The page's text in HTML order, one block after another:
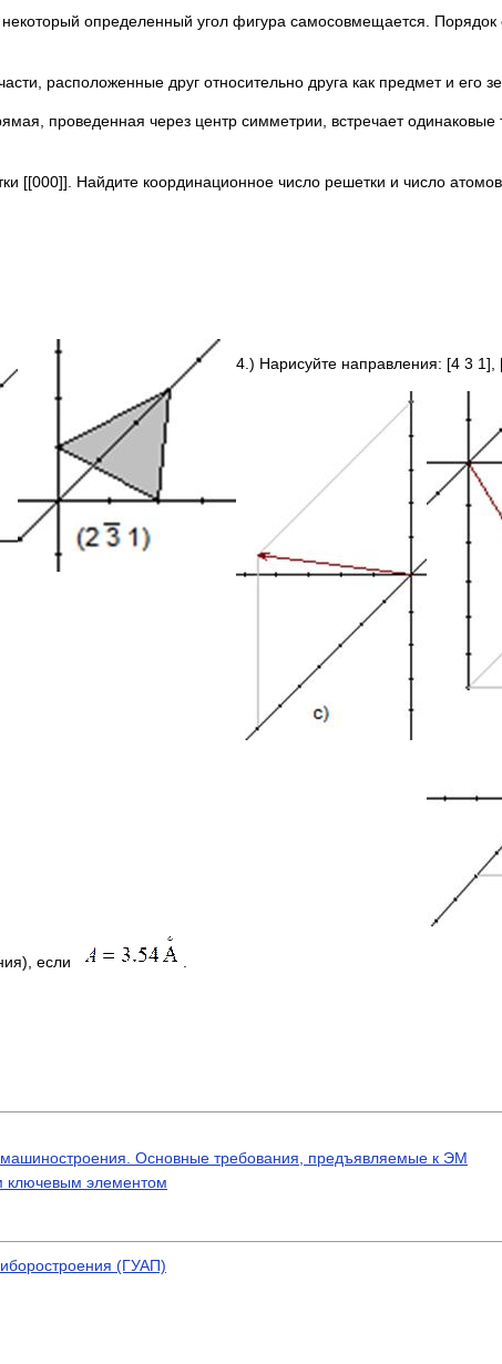
определенный угол фигура самосовмещается. Порядок
расположенные друг относительно друга как предмет и его
проведенная через центр симметрии, встречает одинаковые
[[000]]. Найдите координационное число решетки и число
4.) Нарисуйте направления: [4 3 1],
если
Основные требования, предъявляемые к ЭМ
ключевым элементом
(ГУАП)